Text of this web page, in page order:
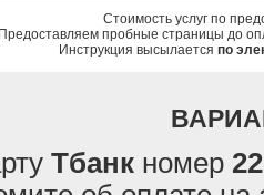
Стоимость услуг по
Предоставляем пробные страницы до
Инструкция высылается по
Тбанк номер